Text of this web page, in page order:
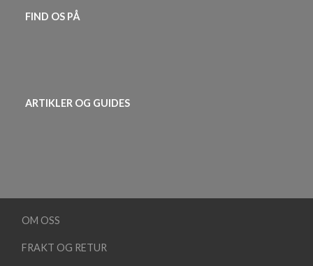
FIND OS PÅ
ARTIKLER OG GUIDES
OM OSS
FRAKT OG RETUR